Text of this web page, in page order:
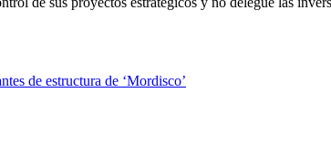
de estructura de ‘Mordisco’